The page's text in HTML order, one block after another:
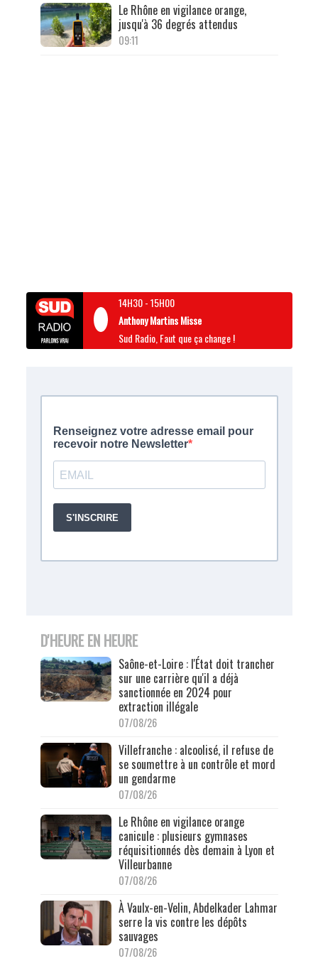
Le Rhône en vigilance orange,
jusqu'à 36 degrés attendus
09:11
14H30-15H00
Anthony Martins Misse
Sud Radio, Faut que ça change !
D'HEURE EN HEURE
Saône-et-Loire : l'État doit trancher
sur une carrière qu'il a déjà
sanctionnée en 2024 pour
extraction illégale
07/08/26
Villefranche : alcoolisé, il refuse de
se soumettre à un contrôle et mord
un gendarme
07/08/26
Le Rhône en vigilance orange
canicule : plusieurs gymnases
réquisitionnés dès demain à Lyon et
Villeurbanne
07/08/26
À Vaulx-en-Velin, Abdelkader Lahmar
serre la vis contre les dépôts
sauvages
07/08/26